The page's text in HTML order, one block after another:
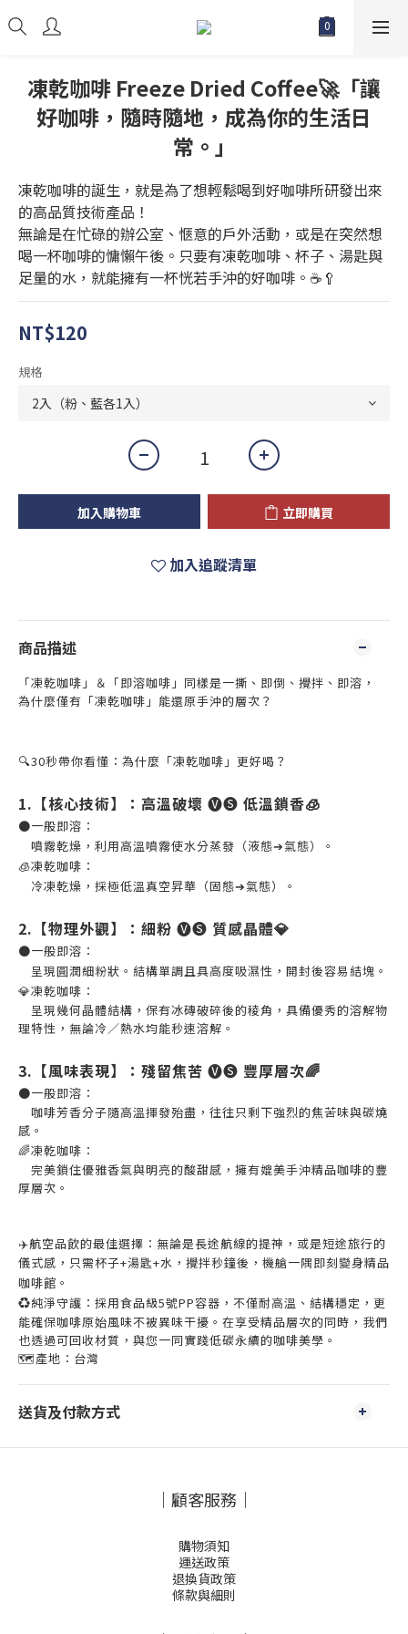
凍乾咖啡 Freeze Dried Coffee🚀「讓
好咖啡，隨時隨地，成為你的生活日
常。」
凍乾咖啡的誕生，就是為了想輕鬆喝到好咖啡所研發出來
的高品質技術產品！
無論是在忙碌的辦公室、愜意的戶外活動，或是在突然想
喝一杯咖啡的慵懶午後。只要有凍乾咖啡、杯子、湯匙與
足量的水，就能擁有一杯恍若手沖的好咖啡。☕🥄
NT$120
規格
加入購物車 立即購買
加入追蹤清單
商品描述
「凍乾咖啡」＆「即溶咖啡」同樣是一撕、即倒、攪拌、即溶，
為什麼僅有「凍乾咖啡」能還原手沖的層次？
🔍30秒帶你看懂：為什麼「凍乾咖啡」更好喝？
1. 【核心技術】：高溫破壞 🅥🅢 低溫鎖香🧊
●一般即溶：
噴霧乾燥，利用高溫噴霧使水分蒸發（液態➔氣態）。
🧊凍乾咖啡：
冷凍乾燥，採極低溫真空昇華（固態➔氣態）。
2. 【物理外觀】：細粉 🅥🅢 質感晶體💎
●一般即溶：
呈現圓潤細粉狀。結構單調且具高度吸濕性，開封後容易結塊。
💎凍乾咖啡：
呈現幾何晶體結構，保有冰磚破碎後的稜角，具備優秀的溶解物
理特性，無論冷／熱水均能秒速溶解。
3. 【風味表現】：殘留焦苦 🅥🅢 豐厚層次🌈
●一般即溶：
咖啡芳香分子隨高溫揮發殆盡，往往只剩下強烈的焦苦味與碳燒
感。
🌈凍乾咖啡：
完美鎖住優雅香氣與明亮的酸甜感，擁有媲美手沖精品咖啡的豐
厚層次。
✈航空品飲的最佳選擇：無論是長途航線的提神，或是短途旅行的
儀式感，只需杯子+湯匙+水，攪拌秒鐘後，機艙一隅即刻變身精品
咖啡館。
♻純淨守護：採用食品級5號PP容器，不僅耐高溫、結構穩定，更
能確保咖啡原始風味不被異味干擾。在享受精品層次的同時，我們
也透過可回收材質，與您一同實踐低碳永續的咖啡美學。
🗺️產地：台灣
送貨及付款方式
｜顧客服務｜
購物須知
運送政策
退換貨政策
條款與細則